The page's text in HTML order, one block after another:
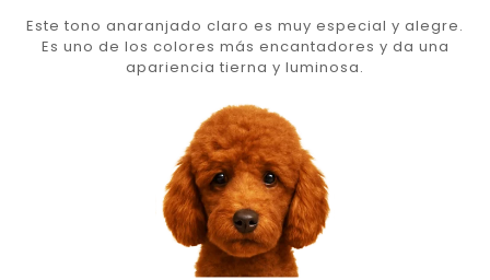
Este tono anaranjado claro es muy especial y alegre.
Es uno de los colores más encantadores y da una
apariencia tierna y luminosa.